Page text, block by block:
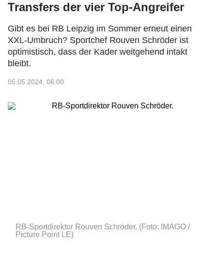
Transfers der vier Top-Angreifer
Gibt es bei RB Leipzig im Sommer erneut einen
XXL-Umbruch? Sportchef Rouven Schröder ist
optimistisch, dass der Kader weitgehend intakt
bleibt.
05.05.2024, 06:00
RB-Sportdirektor Rouven Schröder. (Foto: IMAGO /
Picture Point LE)